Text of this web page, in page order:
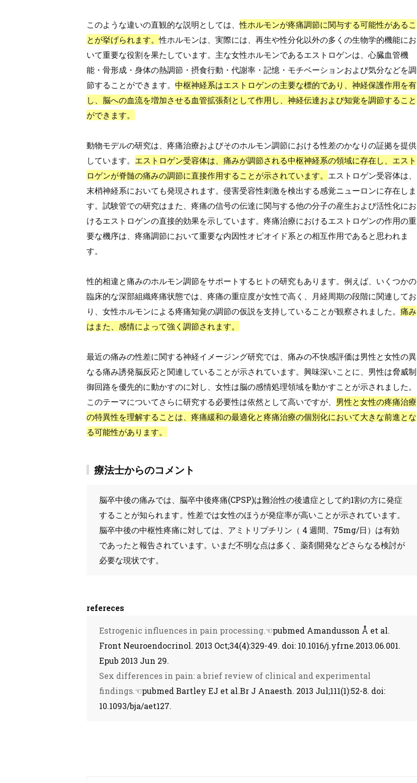
このような違いの直観的な説明としては、性ホルモンが疼痛調節に関与する可能性があるこ
とが挙げられます。性ホルモンは、実際には、再生や性分化以外の多くの生物学的機能にお
いて重要な役割を果たしています。主な女性ホルモンであるエストロゲンは、心臓血管機
能・骨形成・身体の熱調節・摂食行動・代謝率・記憶・モチベーションおよび気分などを調
節することができます。 中枢神経系はエストロゲンの主要な標的であり、神経保護作用を有
し、脳への血流を増加させる血管拡張剤として作用し、神経伝達および知覚を調節すること
ができます。
動物モデルの研究は、疼痛治療およびそのホルモン調節における性差のかなりの証拠を提供
しています。 エストロゲン受容体は、痛みが調節される中枢神経系の領域に存在し、エスト
ロゲンが脊髄の痛みの調節に直接作用することが示されています。 エストロゲン受容体は、
末梢神経系においても発現されます。侵害受容性刺激を検出する感覚ニューロンに存在しま
す。試験管での研究はまた、疼痛の信号の伝達に関与する他の分子の産生および活性化にお
けるエストロゲンの直接的効果を示しています。疼痛治療におけるエストロゲンの作用の重
要な機序は、疼痛調節において重要な内因性オピオイド系との相互作用であると思われま
す。
性的相違と痛みのホルモン調節をサポートするヒトの研究もあります。例えば、いくつかの
臨床的な深部組織疼痛状態では、疼痛の重症度が女性で高く、月経周期の段階に関連してお
り、女性ホルモンによる疼痛知覚の調節の仮説を支持していることが観察されました。 痛み
はまた、感情によって強く調節されます。
最近の痛みの性差に関する神経イメージング研究では、痛みの不快感評価は男性と女性の異
なる痛み誘発脳反応と関連していることが示されています。興味深いことに、男性は脅威制
御回路を優先的に動かすのに対し、女性は脳の感情処理領域を動かすことが示されました。
このテーマについてさらに研究する必要性は依然として高いですが、 男性と女性の疼痛治療
の特異性を理解することは、疼痛緩和の最適化と疼痛治療の個別化において大きな前進とな
る可能性があります。
療法士からのコメント
脳卒中後の痛みでは、脳卒中後疼痛(CPSP)は難治性の後遺症として約1割の方に発症
することが知られます。性差では女性のほうが発症率が高いことが示されています。
脳卒中後の中枢性疼痛に対しては、アミトリプチリン（ 4 週間、75mg/日）は有効
であったと報告されています。いまだ不明な点は多く、薬剤開発などさらなる検討が
必要な現状です。
refereces
Estrogenic influences in pain processing.☜pubmed Amandusson Å et al.
Front Neuroendocrinol. 2013 Oct;34(4):329-49. doi: 10.1016/j.yfrne.2013.06.001.
Epub 2013 Jun 29.
Sex differences in pain: a brief review of clinical and experimental
findings.☜pubmed Bartley EJ et al.Br J Anaesth. 2013 Jul;111(1):52-8. doi:
10.1093/bja/aet127.